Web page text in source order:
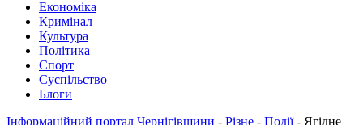
Економіка
Кримінал
Культура
Політика
Спорт
Суспільство
Блоги
Інформаційний портал Чернігівщини - Різне - Події- Ягідне